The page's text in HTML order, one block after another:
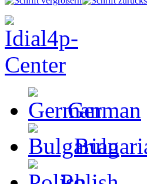
German